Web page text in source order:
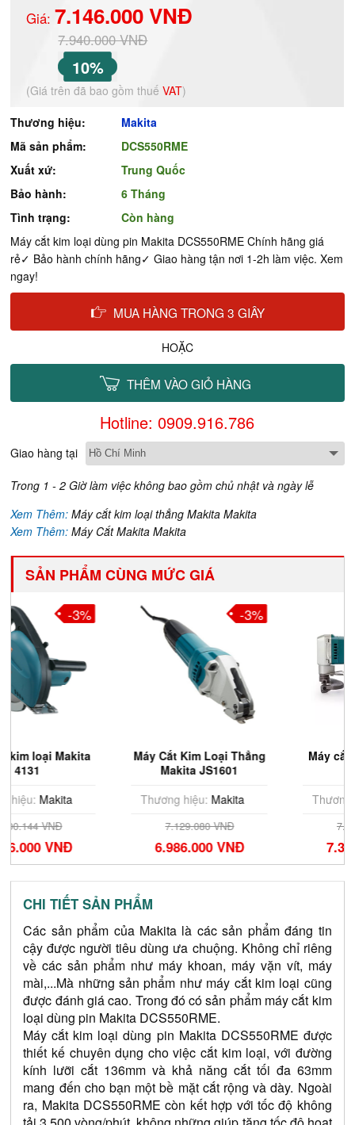
Giá:7.146.000 VNĐ
7.940.000 VNĐ
10%
(Giá trên đã bao gồm thuếVAT)
Thương hiệu:
Makita
Mã sản phẩm:
DCS550RME
Xuất xứ:
Trung Quốc
Bảo hành:
6 Tháng
Tình trạng:
Còn hàng
Máy cắt kim loại dùng pin Makita DCS550RME Chính hãng giá
rẻ✓ Bảo hành chính hãng✓ Giao hàng tận nơi 1-2h làm việc. Xem
ngay!
MUA HÀNG TRONG 3 GIÂY
HOẶC
THÊM VÀO GIỎ HÀNG
Hotline: 0909.916.786
Giao hàng tại
Trong 1 - 2 Giờ làm việc không bao gồm chủ nhật và ngày lễ
Xem Thêm:Máy cắt kim loại thẳng Makita Makita
Xem Thêm:Máy Cắt Makita Makita
SẢN PHẨM CÙNG MỨC GIÁ
Máy Cắt Kim Loại Thẳng
Thương hiệu:
7.129.080 VNĐ
6.986.000 VNĐ
-3%
Máy cắt kim loại Makita
Thương hiệu:
7.494.228 VNĐ
7.344.000 VNĐ
CHI TIẾT SẢN PHẨM
Các sản phẩm của Makita là các sản phẩm đáng tin
cậy được người tiêu dùng ưa chuộng. Không chỉ riêng
về các sản phẩm như máy khoan, máy vặn vít, máy
mài,...Mà những sản phẩm như máy cắt kim loại cũng
được đánh giá cao. Trong đó có sản phẩm máy cắt kim
loại dùng pin Makita DCS550RME.
Máy cắt kim loại dùng pin Makita DCS550RME được
thiết kế chuyên dụng cho việc cắt kim loại, với đường
kính lưỡi cắt 136mm và khả năng cắt tối đa 63mm
mang đến cho bạn một bề mặt cắt rộng và dày. Ngoài
ra, Makita DCS550RME còn kết hợp với tốc độ không